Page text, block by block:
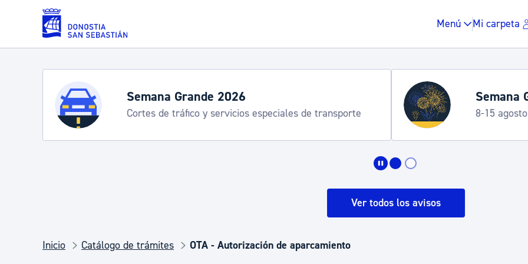
Saltar al contenido principal
Menú Mi carpeta
Servicios
Padrón y asuntos personales
Espacio público,
Grande 2026: programa Temporada playas
Información práctica
Ver todos los avisos
Inicio Catálogo de trámites OTA - Autorización de aparcamiento